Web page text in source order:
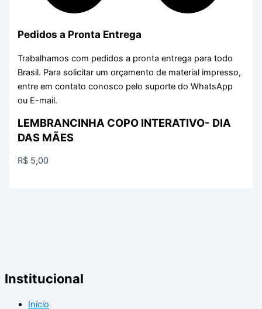
Pedidos a Pronta Entrega
Trabalhamos com pedidos a pronta entrega para todo
Brasil. Para solicitar um orçamento de material impresso,
entre em contato conosco pelo suporte do WhatsApp
ou E-mail.
LEMBRANCINHA COPO INTERATIVO- DIA
DAS MÃES
R$ 5,00
Institucional
Início